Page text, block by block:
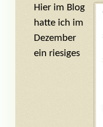
Hier im Blog
hatte ich im
Dezember
ein riesiges